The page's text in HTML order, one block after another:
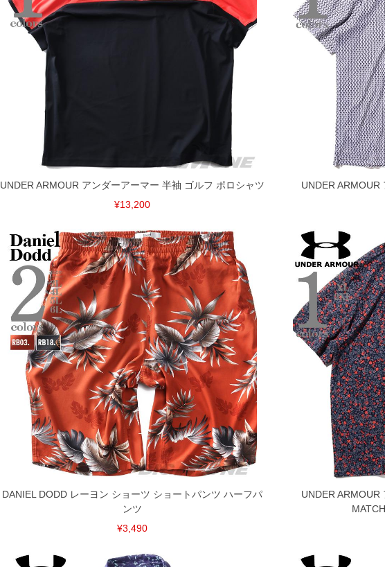
UNDER ARMOUR アンダーアーマー 半袖 ゴルフ ポロシャツ
¥13,200
UNDER ARMOUR
DANIEL DODD レーヨン ショーツ ショートパンツ ハーフパ
ンツ
¥3,490
UNDER ARMOUR